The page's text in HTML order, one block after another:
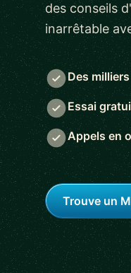
des conseils
inarrêtable
Des
Essai
Appels en
Trouve un